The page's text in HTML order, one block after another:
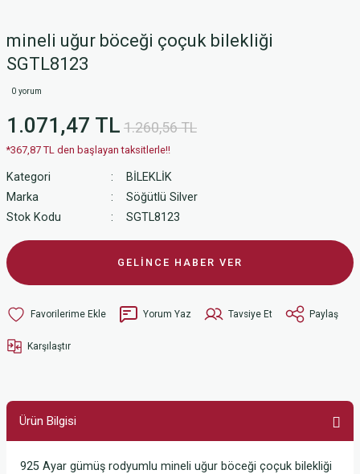
mineli uğur böceği çoçuk bilekliği
SGTL8123
0 yorum
1.071,47 TL 1.260,56 TL
*367,87 TL den başlayan taksitlerle!!
Kategori
BİLEKLİK
Marka
Söğütlü Silver
Stok Kodu
SGTL8123
GELİNCE HABER VER
Yorum Yaz Tavsiye Et Paylaş
Karşılaştır
Ürün Bilgisi
925 Ayar gümüş rodyumlu mineli uğur böceği çoçuk bilekliği